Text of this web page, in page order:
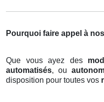
Pourquoi faire appel à
Que vous ayez des
automatisés, ou
disposition pour toutes vos